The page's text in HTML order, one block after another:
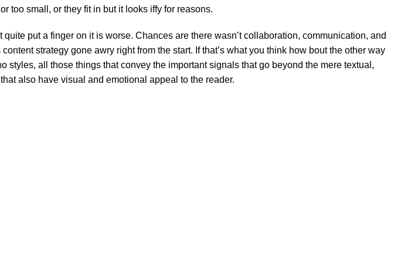
too small, or they fit in but it looks iffy for reasons.
put a finger on it is worse. Chances are there wasn’t collaboration, communication, and
strategy gone awry right from the start. If that’s what you think how bout the other way
all those things that convey the important signals that go beyond the mere textual,
also have visual and emotional appeal to the reader.